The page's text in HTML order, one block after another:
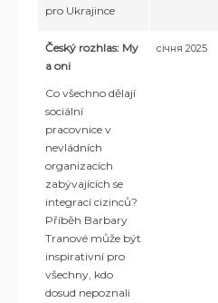
pro Ukrajince
Český rozhlas: My
a oni
Co všechno dělají
sociální
pracovnice v
nevládních
organizacích
zabývajících se
integrací cizinců?
Příběh Barbary
Tranové může být
inspirativní pro
všechny, kdo
dosud nepoznali
січня 2025